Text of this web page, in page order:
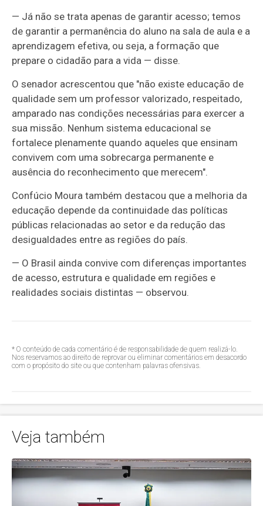
— Já não se trata apenas de garantir acesso; temos
de garantir a permanência do aluno na sala de aula e a
aprendizagem efetiva, ou seja, a formação que
prepare o cidadão para a vida — disse.
O senador acrescentou que "não existe educação de
qualidade sem um professor valorizado, respeitado,
amparado nas condições necessárias para exercer a
sua missão. Nenhum sistema educacional se
fortalece plenamente quando aqueles que ensinam
convivem com uma sobrecarga permanente e
ausência do reconhecimento que merecem".
Confúcio Moura também destacou que a melhoria da
educação depende da continuidade das políticas
públicas relacionadas ao setor e da redução das
desigualdades entre as regiões do país.
— O Brasil ainda convive com diferenças importantes
de acesso, estrutura e qualidade em regiões e
realidades sociais distintas — observou.
* O conteúdo de cada comentário é de responsabilidade de quem realizá-lo.
Nos reservamos ao direito de reprovar ou eliminar comentários em desacordo
com o propósito do site ou que contenham palavras ofensivas.
Veja também